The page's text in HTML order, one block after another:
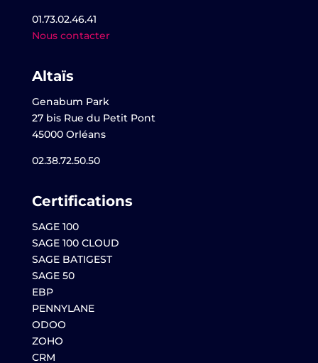
01.73.02.46.41
Nous contacter
Altaïs
Genabum Park
27 bis Rue du Petit Pont
45000 Orléans
02.38.72.50.50
Certifications
SAGE 100
SAGE 100 CLOUD
SAGE BATIGEST
SAGE 50
EBP
PENNYLANE
ODOO
ZOHO
CRM